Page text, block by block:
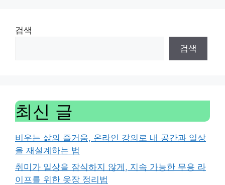
검색
검색
최신 글
비우는 삶의 즐거움, 온라인 강의로 내 공간과 일상
을 재설계하는 법
취미가 일상을 잠식하지 않게, 지속 가능한 무용 라
이프를 위한 옷장 정리법